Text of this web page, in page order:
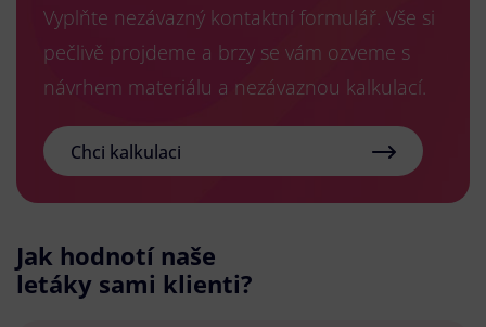
Vyplňte nezávazný kontaktní formulář. Vše si
pečlivě projdeme a brzy se vám ozveme s
návrhem materiálu a nezávaznou kalkulací.
Chci kalkulaci
Jak hodnotí naše
letáky sami klienti?